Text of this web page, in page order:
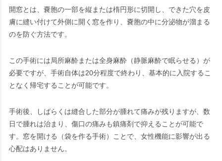
開窓とは、嚢胞の一部を縦または楕円形に切開し、できた穴を皮
膚に縫い付けて外側に開く窓を作り、嚢胞の中に分泌物が溜まる
のを防ぐ方法です。
この手術には局所麻酔または全身麻酔（静脈麻酔で眠らせる）が
必要ですが、手術自体は20分程度で終わり、基本的に入院するこ
となく帰宅することが可能です。
手術後、しばらくは縫合した部分が腫れて痛みが残りますが、数
日で腫れは治まり、傷口の痛みも鎮痛剤で抑えることが可能で
す。窓を開ける（袋を作る手術）ことで、女性機能に影響が出る
心配はありません。